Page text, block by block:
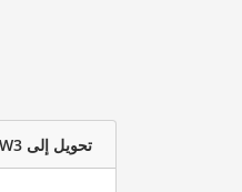
تحويل إلى AZW3